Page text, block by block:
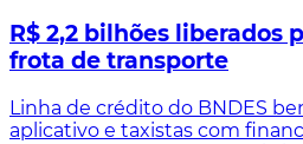
R$ 2,2 bilhões liberados
frota de transporte
Linha de crédito do BNDES
aplicativo e taxistas com